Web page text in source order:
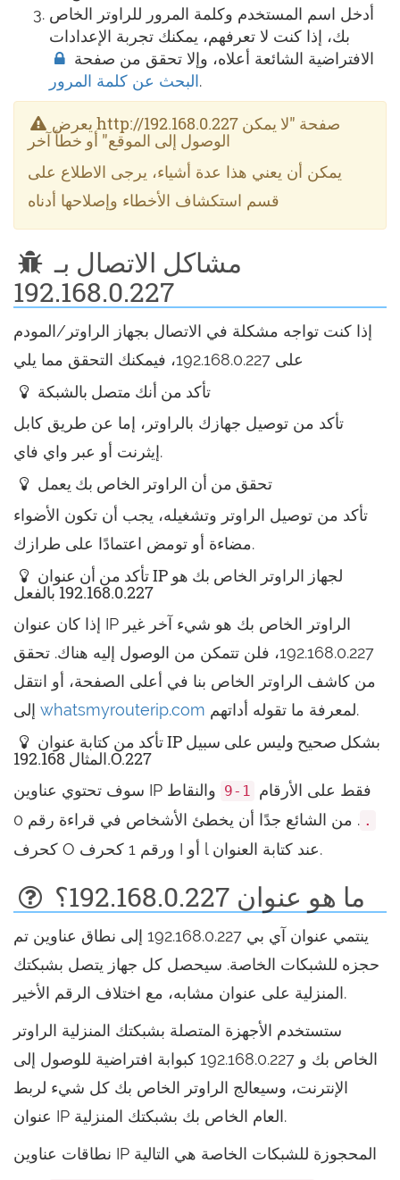
أدخل اسم المستخدم وكلمة المرور للراوتر الخاص
بك، إذا كنت لا تعرفهم، يمكنك تجربة الإعدادات
الافتراضية الشائعة أعلاه، وإلا تحقق من صفحة
البحث عن كلمة المرور.
الوصول إلى الموقع" أو خطأ آخر
يمكن أن يعني هذا عدة أشياء، يرجى الاطلاع على
قسم استكشاف الأخطاء وإصلاحها أدناه
مشاكل الاتصال بـ
192.168.0.227
إذا كنت تواجه مشكلة في الاتصال بجهاز الراوتر/المودم
على 192.168.0.227، فيمكنك التحقق مما يلي
تأكد من أنك متصل بالشبكة
تأكد من توصيل جهازك بالراوتر، إما عن طريق كابل
إيثرنت أو عبر واي فاي.
تحقق من أن الراوتر الخاص بك يعمل
تأكد من توصيل الراوتر وتشغيله، يجب أن تكون الأضواء
مضاءة أو تومض اعتمادًا على طرازك.
192.168.0.227 بالفعل
إذا كان عنوان IP الراوتر الخاص بك هو شيء آخر غير
192.168.0.227، فلن تتمكن من الوصول إليه هناك. تحقق
من كاشف الراوتر الخاص بنا في أعلى الصفحة، أو انتقل
whatsmyrouterip.com لمعرفة ما تقوله أداتهم.
المثال 192.168.O.227
سوف تحتوي عناوين IP فقط على الأرقام 1-9 والنقاط
.
. من الشائع جدًا أن يخطئ الأشخاص في قراءة رقم 0
كحرف O ورقم 1 كحرف I أو l عند كتابة العنوان.
ما هو عنوان 192.168.0.227؟
ينتمي عنوان آي بي 192.168.0.227 إلى نطاق عناوين تم
حجزه للشبكات الخاصة. سيحصل كل جهاز يتصل بشبكتك
المنزلية على عنوان مشابه، مع اختلاف الرقم الأخير.
ستستخدم الأجهزة المتصلة بشبكتك المنزلية الراوتر
الخاص بك و 192.168.0.227 كبوابة افتراضية للوصول إلى
الإنترنت، وسيعالج الراوتر الخاص بك كل شيء لربط
عنوان IP العام الخاص بك بشبكتك المنزلية.
نطاقات عناوين IP المحجوزة للشبكات الخاصة هي التالية